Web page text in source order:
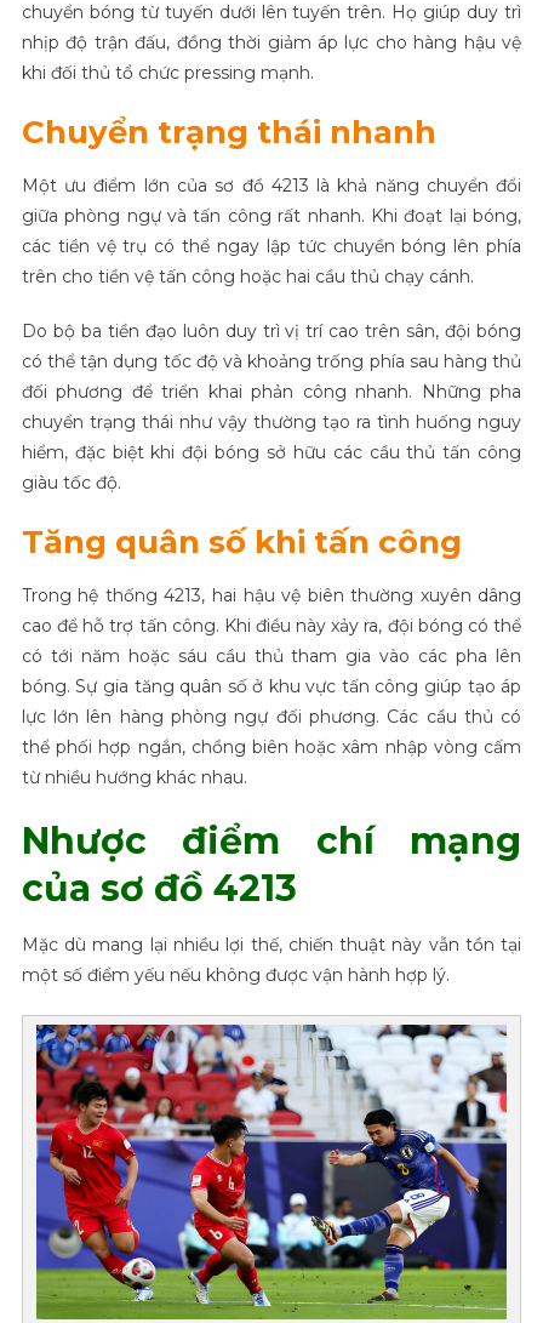
chuyển bóng từ tuyến dưới lên tuyến trên. Họ giúp duy trì
nhịp độ trận đấu, đồng thời giảm áp lực cho hàng hậu vệ
khi đối thủ tổ chức pressing mạnh.
Chuyển trạng thái nhanh
Một ưu điểm lớn của sơ đồ 4213 là khả năng chuyển đổi
giữa phòng ngự và tấn công rất nhanh. Khi đoạt lại bóng,
các tiền vệ trụ có thể ngay lập tức chuyền bóng lên phía
trên cho tiền vệ tấn công hoặc hai cầu thủ chạy cánh.
Do bộ ba tiền đạo luôn duy trì vị trí cao trên sân, đội bóng
có thể tận dụng tốc độ và khoảng trống phía sau hàng thủ
đối phương để triển khai phản công nhanh. Những pha
chuyển trạng thái như vậy thường tạo ra tình huống nguy
hiểm, đặc biệt khi đội bóng sở hữu các cầu thủ tấn công
giàu tốc độ.
Tăng quân số khi tấn công
Trong hệ thống 4213, hai hậu vệ biên thường xuyên dâng
cao để hỗ trợ tấn công. Khi điều này xảy ra, đội bóng có thể
có tới năm hoặc sáu cầu thủ tham gia vào các pha lên
bóng. Sự gia tăng quân số ở khu vực tấn công giúp tạo áp
lực lớn lên hàng phòng ngự đối phương. Các cầu thủ có
thể phối hợp ngắn, chồng biên hoặc xâm nhập vòng cấm
từ nhiều hướng khác nhau.
Nhược điểm chí mạng
của sơ đồ 4213
Mặc dù mang lại nhiều lợi thế, chiến thuật này vẫn tồn tại
một số điểm yếu nếu không được vận hành hợp lý.